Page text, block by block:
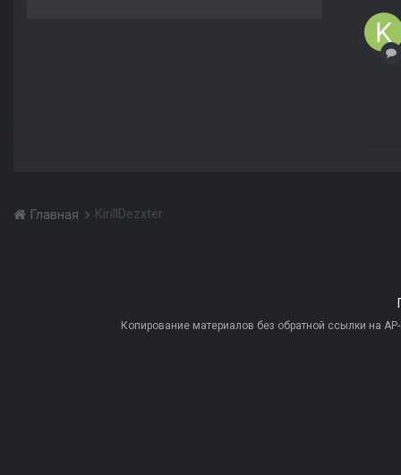
Главная KirillDezxter
Копирование материалов без обратной ссылки на